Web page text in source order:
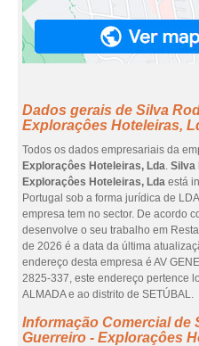
Dados gerais de Silva
Exploraçôes Hoteleiras,
Todos os dados empresariais da
Exploraçôes Hoteleiras, Lda. Silva
Exploraçôes Hoteleiras, Lda está
Portugal sob a forma jurídica de
empresa tem no sector. De acordo
desenvolve o seu trabalho em
de 2026 é a data da última
endereço desta empresa é AV
2825-337, este endereço pertence
ALMADA e ao distrito de SETÚBAL.
Informação Comercial de
Guerreiro - Exploraçôes